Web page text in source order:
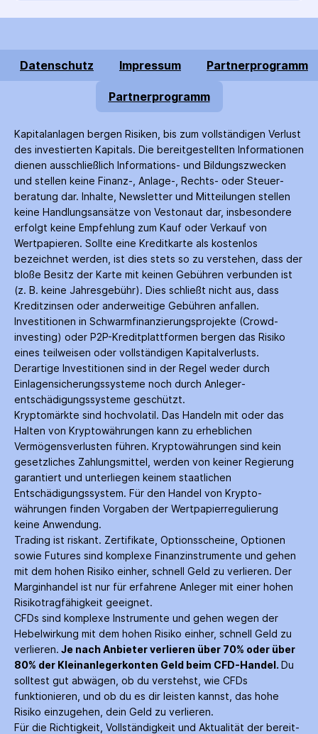
Datenschutz Impressum Partnerprogramm
Partnerprogramm
Kapitalanlagen bergen Risiken, bis zum voll­ständigen Verlust
des investierten Kapitals. Die bereitgestellten Informationen
dienen ausschließlich Informations- und Bildungs­zwecken
und stellen keine Finanz-, Anlage-, Rechts- oder Steuer­
beratung dar. Inhalte, Newsletter und Mitteilungen stellen
keine Handlungs­ansätze von Vestonaut dar, insbesondere
erfolgt keine Empfehlung zum Kauf oder Verkauf von
Wertpapieren. Sollte eine Kreditkarte als kostenlos
bezeichnet werden, ist dies stets so zu verstehen, dass der
bloße Besitz der Karte mit keinen Gebühren verbunden ist
(z. B. keine Jahres­gebühr). Dies schließt nicht aus, dass
Kredit­zinsen oder anderweitige Gebühren anfallen.
Investitionen in Schwarm­finanzierungs­projekte (Crowd­
investing) oder P2P-Kredit­plattformen bergen das Risiko
eines teilweisen oder vollständigen Kapitalverlusts.
Derartige Investitionen sind in der Regel weder durch
Einlagen­sicherungs­systeme noch durch Anleger­
entschädigungs­systeme geschützt.
Kryptomärkte sind hochvolatil. Das Handeln mit oder das
Halten von Krypto­währungen kann zu erheblichen
Vermögensverlusten führen. Krypto­währungen sind kein
gesetzliches Zahlungs­mittel, werden von keiner Regierung
garantiert und unterliegen keinem staatlichen
Entschädigungs­system. Für den Handel von Krypto­
währungen finden Vorgaben der Wertpapier­regulierung
keine Anwendung.
Trading ist riskant. Zertifikate, Options­scheine, Optionen
sowie Futures sind komplexe Finanz­instrumente und gehen
mit dem hohen Risiko einher, schnell Geld zu verlieren. Der
Margin­handel ist nur für erfahrene Anleger mit einer hohen
Risiko­tragfähigkeit geeignet.
CFDs sind komplexe Instrumente und gehen wegen der
Hebelwirkung mit dem hohen Risiko einher, schnell Geld zu
verlieren. Je nach Anbieter verlieren über 70% oder über
80% der Kleinanleger­konten Geld beim CFD-Handel. Du
solltest gut abwägen, ob du verstehst, wie CFDs
funktionieren, und ob du es dir leisten kannst, das hohe
Risiko einzugehen, dein Geld zu verlieren.
Für die Richtigkeit, Vollständigkeit und Aktualität der bereit­